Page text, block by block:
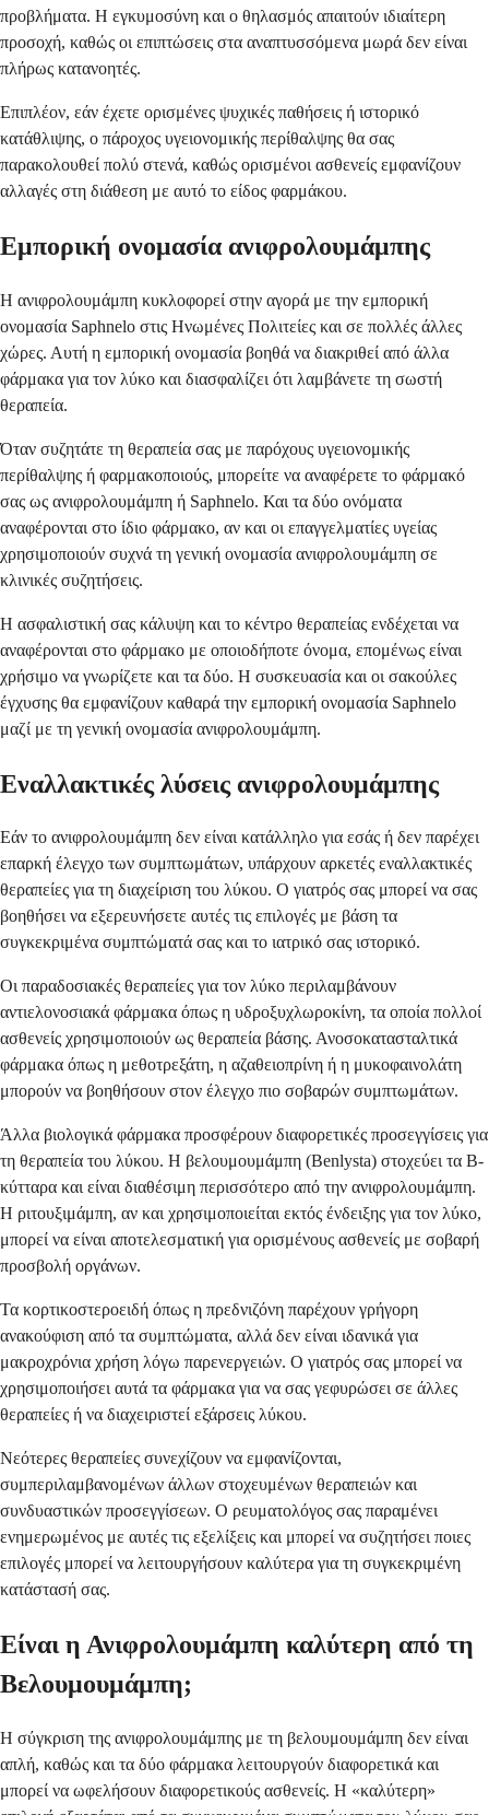
προβλήματα. Η εγκυμοσύνη και ο θηλασμός απαιτούν ιδιαίτερη
προσοχή, καθώς οι επιπτώσεις στα αναπτυσσόμενα μωρά δεν είναι
πλήρως κατανοητές.
Επιπλέον, εάν έχετε ορισμένες ψυχικές παθήσεις ή ιστορικό
κατάθλιψης, ο πάροχος υγειονομικής περίθαλψης θα σας
παρακολουθεί πολύ στενά, καθώς ορισμένοι ασθενείς εμφανίζουν
αλλαγές στη διάθεση με αυτό το είδος φαρμάκου.
Εμπορική ονομασία ανιφρολουμάμπης
Η ανιφρολουμάμπη κυκλοφορεί στην αγορά με την εμπορική
ονομασία Saphnelo στις Ηνωμένες Πολιτείες και σε πολλές άλλες
χώρες. Αυτή η εμπορική ονομασία βοηθά να διακριθεί από άλλα
φάρμακα για τον λύκο και διασφαλίζει ότι λαμβάνετε τη σωστή
θεραπεία.
Όταν συζητάτε τη θεραπεία σας με παρόχους υγειονομικής
περίθαλψης ή φαρμακοποιούς, μπορείτε να αναφέρετε το φάρμακό
σας ως ανιφρολουμάμπη ή Saphnelo. Και τα δύο ονόματα
αναφέρονται στο ίδιο φάρμακο, αν και οι επαγγελματίες υγείας
χρησιμοποιούν συχνά τη γενική ονομασία ανιφρολουμάμπη σε
κλινικές συζητήσεις.
Η ασφαλιστική σας κάλυψη και το κέντρο θεραπείας ενδέχεται να
αναφέρονται στο φάρμακο με οποιοδήποτε όνομα, επομένως είναι
χρήσιμο να γνωρίζετε και τα δύο. Η συσκευασία και οι σακούλες
έγχυσης θα εμφανίζουν καθαρά την εμπορική ονομασία Saphnelo
μαζί με τη γενική ονομασία ανιφρολουμάμπη.
Εναλλακτικές λύσεις ανιφρολουμάμπης
Εάν το ανιφρολουμάμπη δεν είναι κατάλληλο για εσάς ή δεν παρέχει
επαρκή έλεγχο των συμπτωμάτων, υπάρχουν αρκετές εναλλακτικές
θεραπείες για τη διαχείριση του λύκου. Ο γιατρός σας μπορεί να σας
βοηθήσει να εξερευνήσετε αυτές τις επιλογές με βάση τα
συγκεκριμένα συμπτώματά σας και το ιατρικό σας ιστορικό.
Οι παραδοσιακές θεραπείες για τον λύκο περιλαμβάνουν
αντιελονοσιακά φάρμακα όπως η υδροξυχλωροκίνη, τα οποία πολλοί
ασθενείς χρησιμοποιούν ως θεραπεία βάσης. Ανοσοκατασταλτικά
φάρμακα όπως η μεθοτρεξάτη, η αζαθειοπρίνη ή η μυκοφαινολάτη
μπορούν να βοηθήσουν στον έλεγχο πιο σοβαρών συμπτωμάτων.
Άλλα βιολογικά φάρμακα προσφέρουν διαφορετικές προσεγγίσεις για
τη θεραπεία του λύκου. Η βελουμουμάμπη (Benlysta) στοχεύει τα Β-
κύτταρα και είναι διαθέσιμη περισσότερο από την ανιφρολουμάμπη.
Η ριτουξιμάμπη, αν και χρησιμοποιείται εκτός ένδειξης για τον λύκο,
μπορεί να είναι αποτελεσματική για ορισμένους ασθενείς με σοβαρή
προσβολή οργάνων.
Τα κορτικοστεροειδή όπως η πρεδνιζόνη παρέχουν γρήγορη
ανακούφιση από τα συμπτώματα, αλλά δεν είναι ιδανικά για
μακροχρόνια χρήση λόγω παρενεργειών. Ο γιατρός σας μπορεί να
χρησιμοποιήσει αυτά τα φάρμακα για να σας γεφυρώσει σε άλλες
θεραπείες ή να διαχειριστεί εξάρσεις λύκου.
Νεότερες θεραπείες συνεχίζουν να εμφανίζονται,
συμπεριλαμβανομένων άλλων στοχευμένων θεραπειών και
συνδυαστικών προσεγγίσεων. Ο ρευματολόγος σας παραμένει
ενημερωμένος με αυτές τις εξελίξεις και μπορεί να συζητήσει ποιες
επιλογές μπορεί να λειτουργήσουν καλύτερα για τη συγκεκριμένη
κατάστασή σας.
Είναι η Ανιφρολουμάμπη καλύτερη από τη
Βελουμουμάμπη;
Η σύγκριση της ανιφρολουμάμπης με τη βελουμουμάμπη δεν είναι
απλή, καθώς και τα δύο φάρμακα λειτουργούν διαφορετικά και
μπορεί να ωφελήσουν διαφορετικούς ασθενείς. Η «καλύτερη»